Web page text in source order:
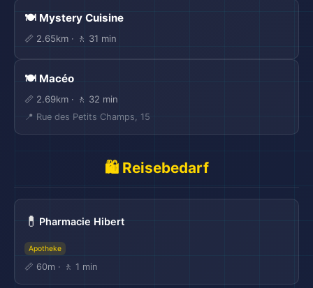
🍽️ Mystery Cuisine
📏 2.65km · 🚶 31 min
🍽️ Macéo
📏 2.69km · 🚶 32 min
📍 Rue des Petits Champs, 15
🛍️ Reisebedarf
💊 Pharmacie Hibert
Apotheke
📏 60m · 🚶 1 min